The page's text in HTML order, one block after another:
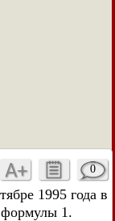
0
1995 года в
формулы 1.